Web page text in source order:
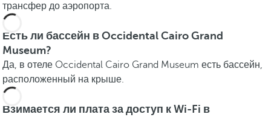
трансфер до аэропорта.
Есть ли бассейн в Occidental Cairo Grand
Museum?
Да, в отеле Occidental Cairo Grand Museum есть бассейн,
расположенный на крыше.
Взимается ли плата за доступ к Wi-Fi в